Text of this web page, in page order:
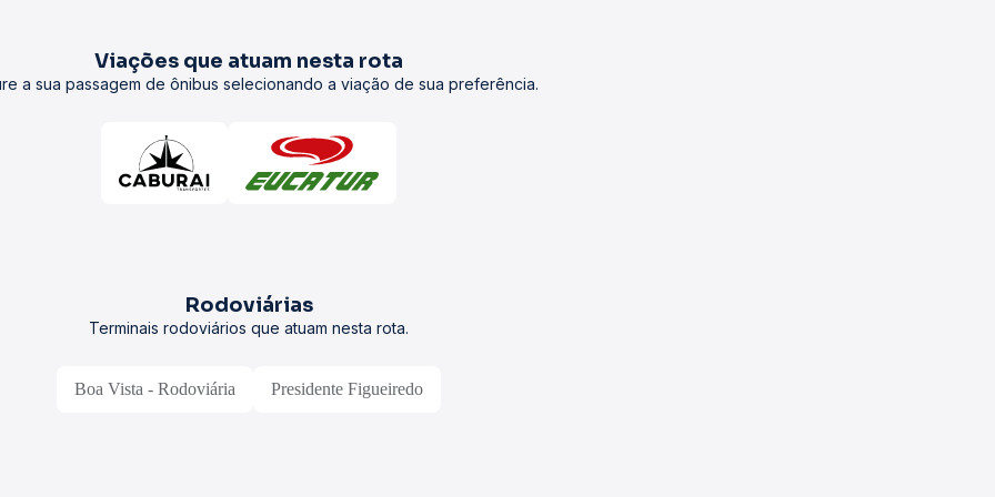
Viações que atuam nesta rota
a sua passagem de ônibus selecionando a viação de sua preferência.
Rodoviárias
Terminais rodoviários que atuam nesta rota.
Boa Vista - Rodoviária Presidente Figueiredo